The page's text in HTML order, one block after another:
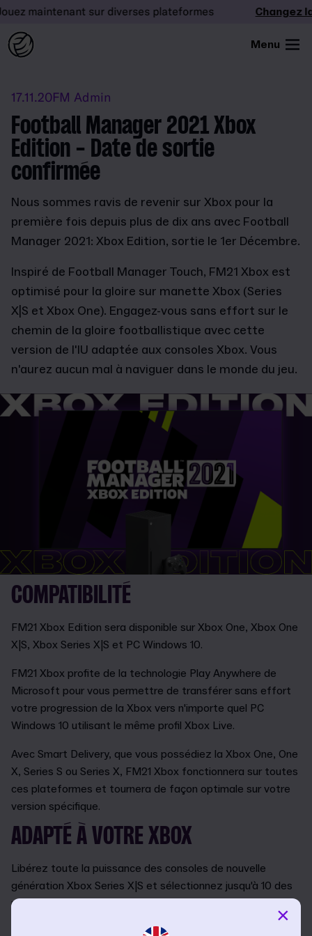
maintenant sur diverses plateformes Changez la
Menu
17.11.20FM Admin
Football Manager 2021 Xbox
Edition - Date de sortie
confirmée
Nous sommes ravis de revenir sur Xbox pour la
première fois depuis plus de dix ans avec Football
Manager 2021: Xbox Edition, sortie le 1er Décembre.
Inspiré de Football Manager Touch, FM21 Xbox est
optimisé pour la gloire sur manette Xbox (Series
X|S et Xbox One). Engagez-vous sans effort sur le
chemin de la gloire footballistique avec cette
version de l'IU adaptée aux consoles Xbox. Vous
n'aurez aucun mal à naviguer dans le monde du jeu.
COMPATIBILITÉ
FM21 Xbox Edition sera disponible sur Xbox One, Xbox One
X|S, Xbox Series X|S et PC Windows 10.
FM21 Xbox profite de la technologie Play Anywhere de
Microsoft pour vous permettre de transférer sans effort
votre progression de la Xbox vers n'importe quel PC
Windows 10 utilisant le même profil Xbox Live.
Avec Smart Delivery, que vous possédiez la Xbox One, One
X, Series S ou Series X, FM21 Xbox fonctionnera sur toutes
ces plateformes et tournera de façon optimale sur votre
version spécifique.
ADAPTÉ À VOTRE XBOX
Libérez toute la puissance des consoles de nouvelle
génération Xbox Series X|S et sélectionnez jusqu'à 10 des
plus grandes nations du football, en route vers la gloire.
L'IU claire et précise de match vous offre une vue
×